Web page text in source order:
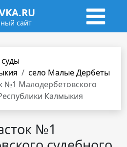
сайт
село Малые Дербеты
№1 Малодербетовского
Калмыкия
№1